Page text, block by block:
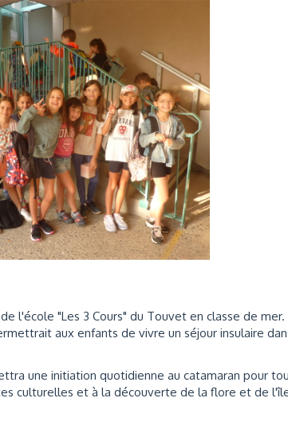
l'école "Les 3 Cours" du Touvet en classe de mer.
aux enfants de vivre un séjour insulaire
une initiation quotidienne au catamaran pour
culturelles et à la découverte de la flore et de